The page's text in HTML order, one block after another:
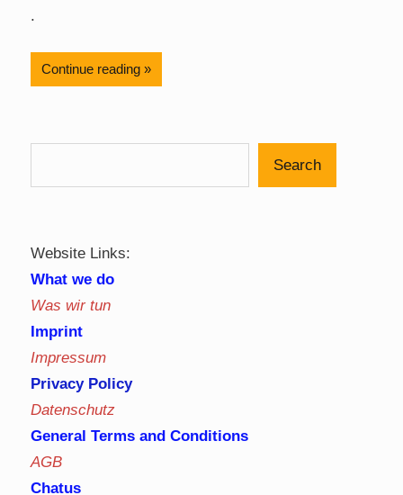
.
Continue reading
Search
Website Links:
What we do
Was wir tun
Imprint
Impressum
Privacy Policy
Datenschutz
General Terms and Conditions
AGB
Chatus